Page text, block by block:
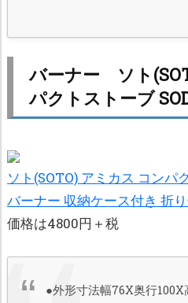
バーナー ソト
パクトストーブ
ソト(SOTO) アミカス コンパ
バーナー 収納ケース付き 折
価格は4800円＋税
●外形寸法幅76X奥行